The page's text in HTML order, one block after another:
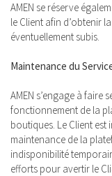
AMEN se réserve
le Client afin d’obtenir
éventuellement subis.
Maintenance du
AMEN s’engage à faire
fonctionnement de la
boutiques. Le Client est
maintenance de la
indisponibilité
efforts pour avertir le